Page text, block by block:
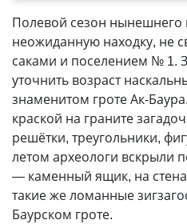
Полевой сезон нынешнего
неожиданную находку, не
саками и поселением № 1.
уточнить возраст
знаменитом гроте Ак-
краской на граните
решётки, треугольники,
летом археологи вскрыли
— каменный ящик, на
такие же ломанные
Баурском гроте.